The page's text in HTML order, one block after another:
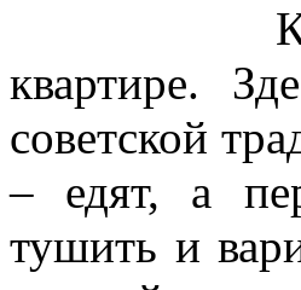
квартире.
советской
– едят, а
тушить и